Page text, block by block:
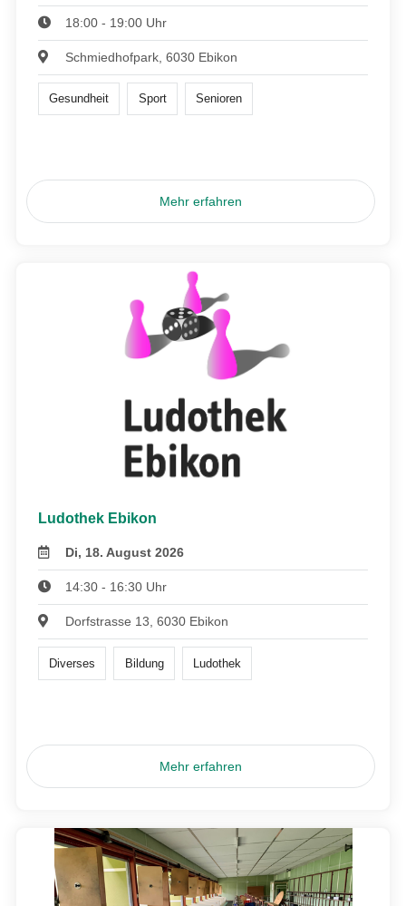
18:00 - 19:00 Uhr
Schmiedhofpark, 6030 Ebikon
Gesundheit Sport Senioren
Mehr erfahren
Ludothek Ebikon
Di, 18. August 2026
14:30 - 16:30 Uhr
Dorfstrasse 13, 6030 Ebikon
Diverses Bildung Ludothek
Mehr erfahren